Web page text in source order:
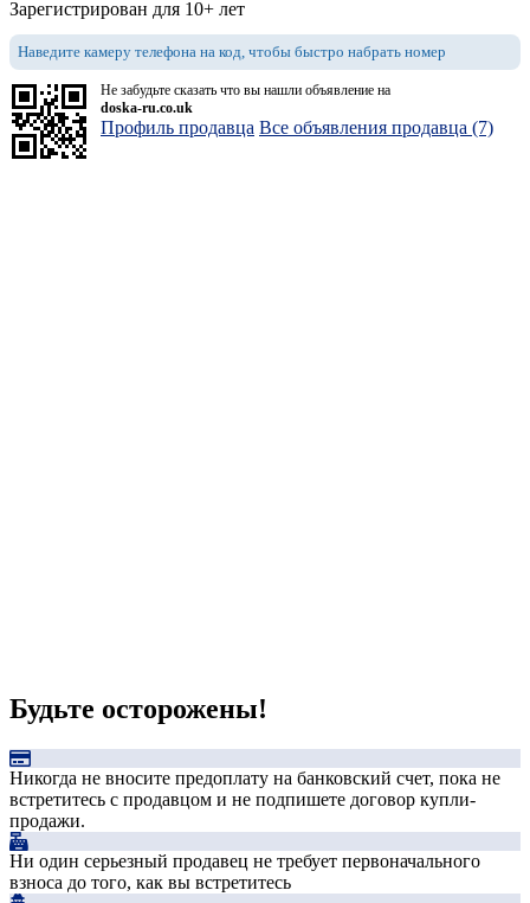
Зарегистрирован для 10+ лет
Наведите камеру телефона на код, чтобы быстро набрать номер
Не забудьте сказать что вы нашли объявление на
doska-ru.co.uk
Профиль продавца Все объявления продавца (7)
Будьте осторожены!
Никогда не вносите предоплату на банковский счет, пока не
встретитесь с продавцом и не подпишете договор купли-
продажи.
Ни один серьезный продавец не требует первоначального
взноса до того, как вы встретитесь